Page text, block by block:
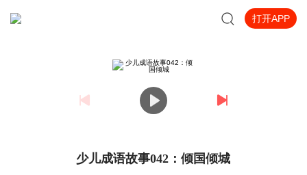
打开APP
少儿成语故事042：倾国倾城